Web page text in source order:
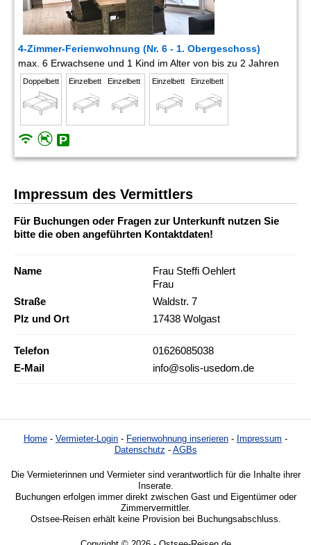
4-Zimmer-Ferienwohnung (Nr. 6 - 1. Obergeschoss)
max. 6 Erwachsene und 1 Kind im Alter von bis zu 2 Jahren
Doppelbett Einzelbett Einzelbett Einzelbett Einzelbett
Impressum des Vermittlers
Für Buchungen oder Fragen zur Unterkunft nutzen Sie
bitte die oben angeführten Kontaktdaten!
Name
Frau Steffi Oehlert
Frau
Straße
Waldstr. 7
Plz und Ort
17438 Wolgast
Telefon
01626085038
E-Mail
info@solis-usedom.de
Home - Vermieter-Login - Ferienwohnung inserieren - Impressum -
Datenschutz - AGBs
Die Vermieterinnen und Vermieter sind verantwortlich für die Inhalte ihrer
Inserate.
Buchungen erfolgen immer direkt zwischen Gast und Eigentümer oder
Zimmervermittler.
Ostsee-Reisen erhält keine Provision bei Buchungsabschluss.